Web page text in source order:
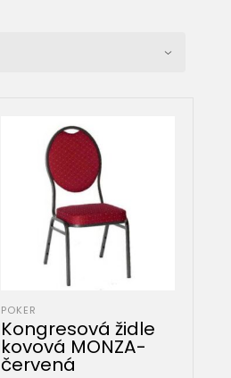
POKER
Kongresová židle
kovová MONZA-
červená